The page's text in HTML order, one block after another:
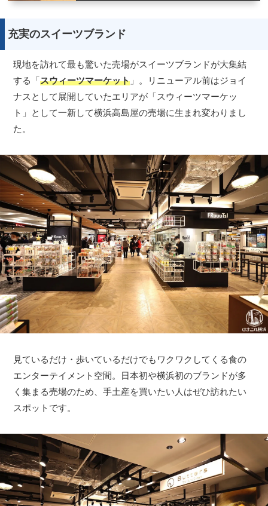
充実のスイーツブランド
現地を訪れて最も驚いた売場がスイーツブランドが大集結
する「スウィーツマーケット 」。リニューアル前はジョイ
ナスとして展開していたエリアが「スウィーツマーケッ
ト」として一新して横浜高島屋の売場に生まれ変わりまし
た。
見ているだけ・歩いているだけでもワクワクしてくる食の
エンターテイメント空間。日本初や横浜初のブランドが多
く集まる売場のため、手土産を買いたい人はぜひ訪れたい
スポットです。